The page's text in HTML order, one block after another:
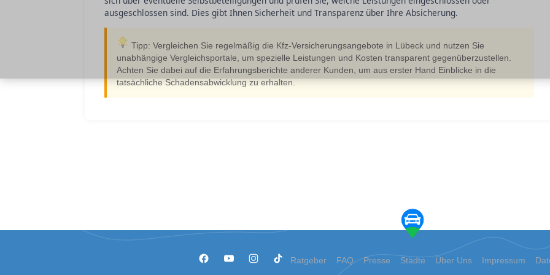
ausgeschlossen sind. Dies gibt Ihnen Sicherheit und Transparenz über Ihre Absicherung.
Tipp: Vergleichen Sie regelmäßig die Kfz-Versicherungsangebote in Lübeck und nutzen Sie
unabhängige Vergleichsportale, um spezielle Leistungen und Kosten transparent gegenüberzustellen.
Achten Sie dabei auf die Erfahrungsberichte anderer Kunden, um aus erster Hand Einblicke in die
tatsächliche Schadensabwicklung zu erhalten.
Ratgeber FAQ Presse Städte Über Uns Impressum